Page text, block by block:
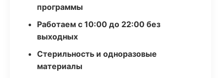
программы
Работаем с 10:00 до 22:00 без
выходных
Стерильность и одноразовые
материалы